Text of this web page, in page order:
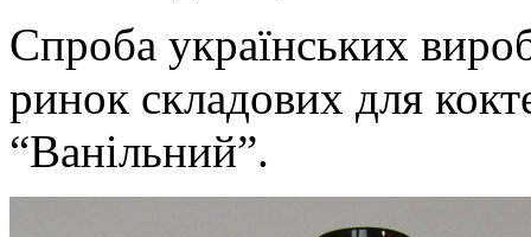
Спроба українських
ринок складових для
“Ванільний”.